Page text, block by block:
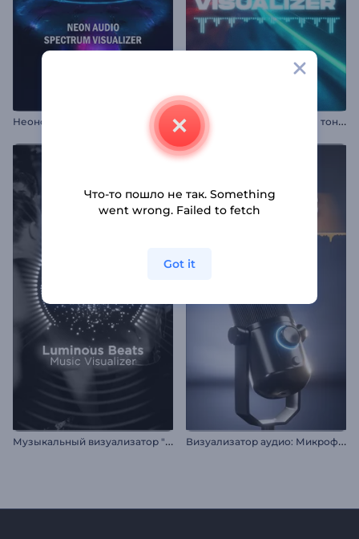
В
изуализатор "Неоновые тоннели"
М
узыкальный визуализатор "Светящиеся биты" В
изуализатор аудио: Микрофон для подкаста
Что-то пошло не так. Something
went wrong. Failed to fetch
Got it